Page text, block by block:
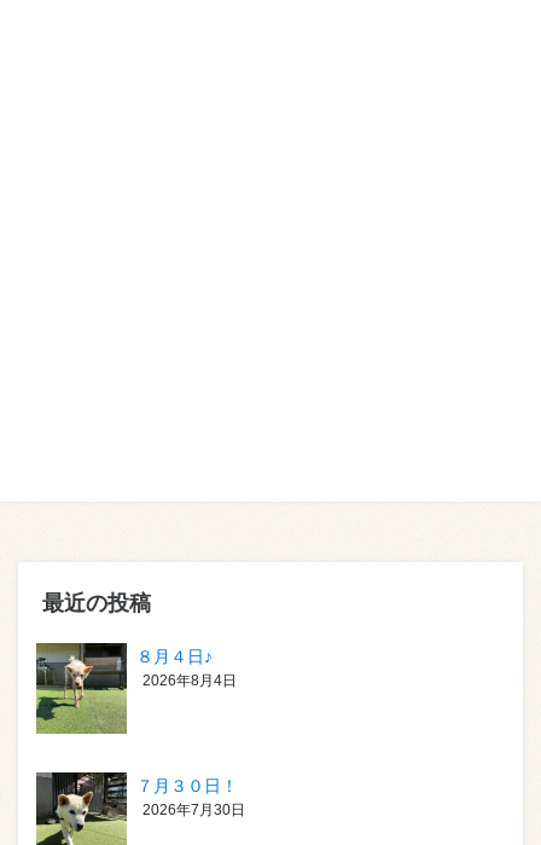
最近の投稿
８月４日♪
2026年8月4日
７月３０日！
2026年7月30日